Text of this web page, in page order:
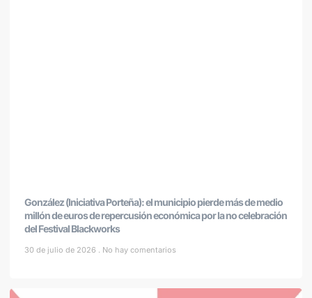
González (Iniciativa Porteña): el municipio pierde más de medio
millón de euros de repercusión económica por la no celebración
del Festival Blackworks
30 de julio de 2026 No hay comentarios